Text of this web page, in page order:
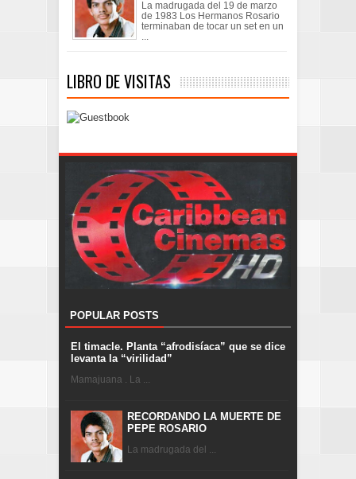
La madrugada del 19 de marzo
de 1983 Los Hermanos Rosario
terminaban de tocar un set en un
...
LIBRO DE VISITAS
POPULAR POSTS
El timacle. Planta “afrodisíaca” que se dice
levanta la “virilidad”
Mamajuana . La ...
RECORDANDO LA MUERTE DE
PEPE ROSARIO
La madrugada del ...